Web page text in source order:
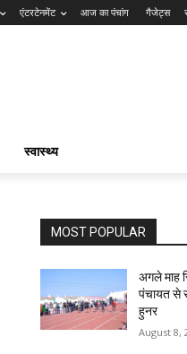
एंटरटेनमेंट आज का पंचांग गैजेट्स
स्वास्थ्य
MOST POPULAR
अगले माह
पंचायत से
हुनर
August 8,